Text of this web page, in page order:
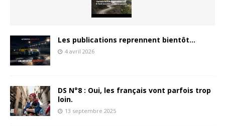
Les publications reprennent bientôt…
4 avril 2026
DS N°8 : Oui, les français vont parfois trop
loin.
13 septembre 2025